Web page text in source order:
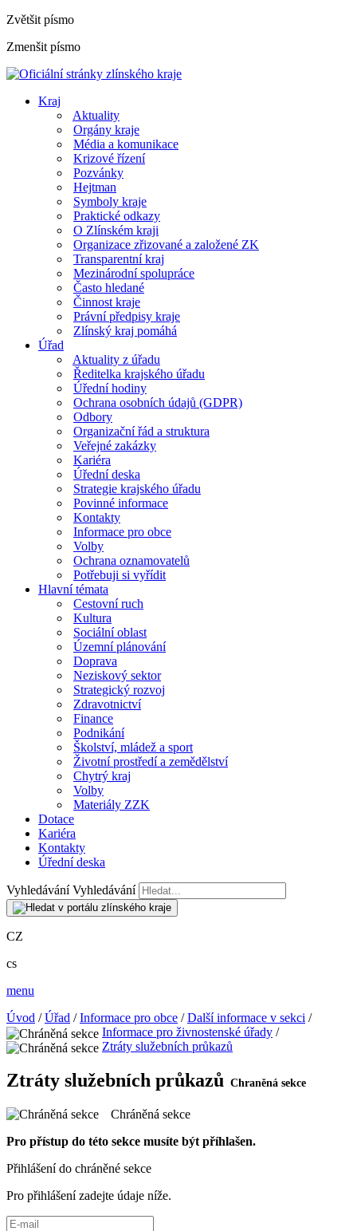
Zvětšit písmo
Zmenšit písmo
Kraj
Aktuality
Orgány kraje
Média a komunikace
Krizové řízení
Pozvánky
Hejtman
Symboly kraje
Praktické odkazy
O Zlínském kraji
Organizace zřizované a založené ZK
Transparentní kraj
Mezinárodní spolupráce
Často hledané
Činnost kraje
Právní předpisy kraje
Zlínský kraj pomáhá
Úřad
Aktuality z úřadu
Ředitelka krajského úřadu
Úřední hodiny
Ochrana osobních údajů (GDPR)
Odbory
Organizační řád a struktura
Veřejné zakázky
Kariéra
Úřední deska
Strategie krajského úřadu
Povinné informace
Kontakty
Informace pro obce
Volby
Ochrana oznamovatelů
Potřebuji si vyřídit
Hlavní témata
Cestovní ruch
Kultura
Sociální oblast
Územní plánování
Doprava
Neziskový sektor
Strategický rozvoj
Zdravotnictví
Finance
Podnikání
Školství, mládež a sport
Životní prostředí a zemědělství
Chytrý kraj
Volby
Materiály ZZK
Dotace
Kariéra
Kontakty
Úřední deska
Vyhledávání Vyhledávání
CZ
cs
menu
Úvod /Úřad /Informace pro obce /Další informace v sekci /
Informace pro živnostenské úřady /
Ztráty služebních průkazů
Ztráty služebních průkazů
Chráněná sekce
Pro přístup do této sekce musíte být příhlašen.
Přihlášení do chráněné sekce
Pro přihlášení zadejte údaje níže.